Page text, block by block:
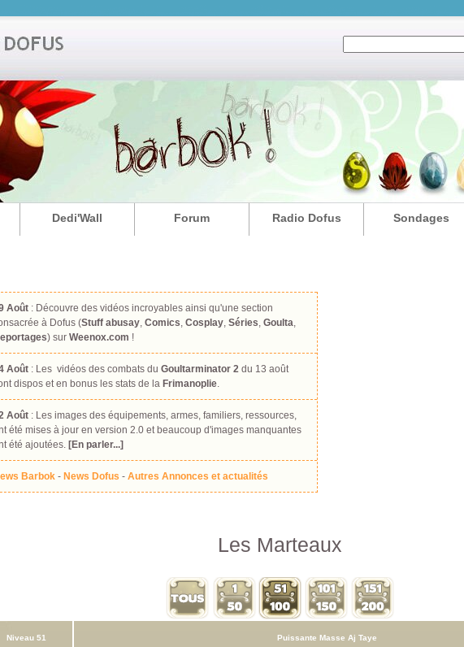
Dedi'Wall Forum Radio Dofus Sondages
Août : Découvre des vidéos incroyables ainsi qu'une section
à Dofus (Stuff abusay, Comics, Cosplay, Séries, Goulta,
) sur Weenox.com !
Août : Les vidéos des combats du Goultarminator 2 du 13 août
dispos et en bonus les stats de la Frimanoplie.
Août : Les images des équipements, armes, familiers, ressources,
été mises à jour en version 2.0 et beaucoup d'images manquantes
été ajoutées. [En parler...]
Barbok - News Dofus - Autres Annonces et actualités
Les Marteaux
Niveau 51 Puissante Masse Aj Taye